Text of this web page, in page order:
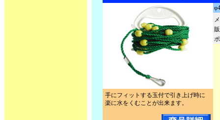
手にフィットする玉付で引き上げ時に
楽に水をくむことが出来ます。